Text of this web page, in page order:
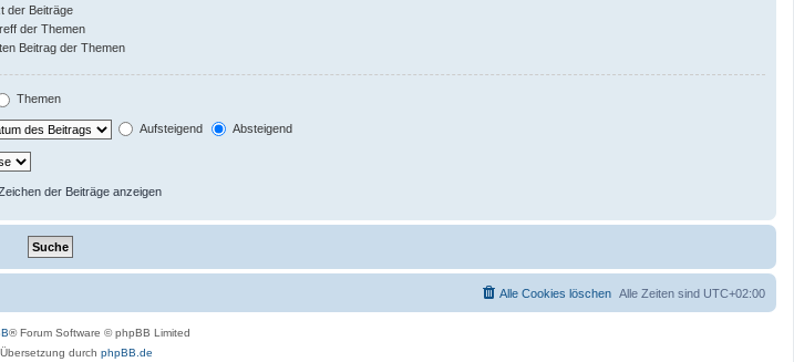
der Beiträge
der Themen
Beitrag der Themen
Themen
Aufsteigend Absteigend
der Beiträge anzeigen
Alle Zeiten sind UTC+02:00
Alle Cookies löschen
® Forum Software © phpBB Limited
durch phpBB.de